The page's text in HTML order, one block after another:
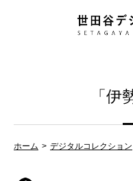
「伊
ホーム デジタルコレクション